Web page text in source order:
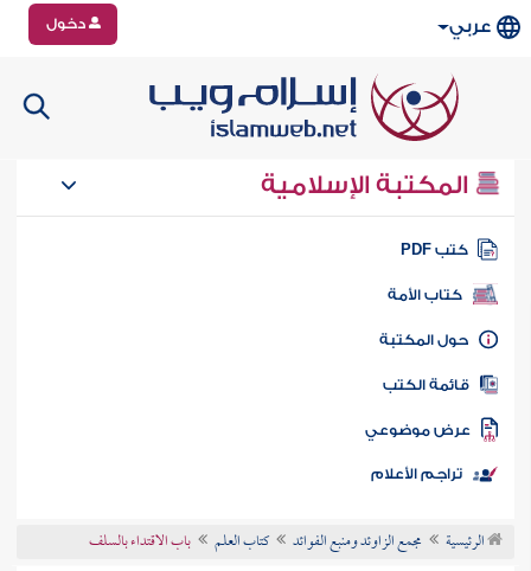
عربي دخول
المكتبة الإسلامية
كتب PDF
كتاب الأمة
المكتبة
الكتب
موضوعي
تراجم الأعلام
الرئيسية مجمع الزاوئد ومنبع الفوائد كتاب العلم باب الاقتداء بالسلف